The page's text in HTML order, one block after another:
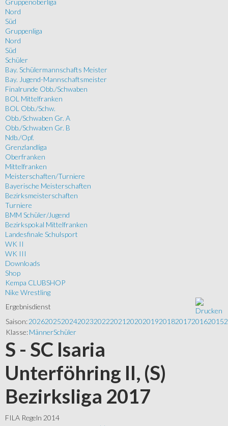
Gruppenoberliga
Nord
Süd
Gruppenliga
Nord
Süd
Schüler
Bay. Schülermannschafts Meister
Bay. Jugend-Mannschaftsmeister
Finalrunde Obb./Schwaben
BOL Mittelfranken
BOL Obb./Schw.
Obb./Schwaben Gr. A
Obb./Schwaben Gr. B
Ndb./Opf.
Grenzlandliga
Oberfranken
Mittelfranken
Meisterschaften/Turniere
Bayerische Meisterschaften
Bezirksmeisterschaften
Turniere
BMM Schüler/Jugend
Bezirkspokal Mittelfranken
Landesfinale Schulsport
WK II
WK III
Downloads
Shop
Kempa CLUBSHOP
Nike Wrestling
Ergebnisdienst
Saison:202620252024202320222021 202020192018201720162015
Klasse:MännerSchüler
S - SC Isaria
Unterföhring II, (S)
Bezirksliga 2017
FILA Regeln 2014